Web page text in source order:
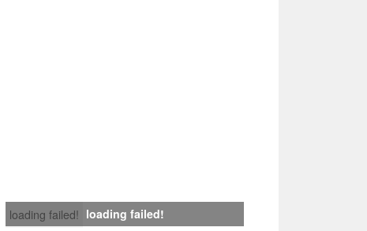
loading failed! loading failed!